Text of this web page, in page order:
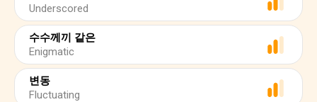
Underscored
수수께끼 같은
Enigmatic
변동
Fluctuating